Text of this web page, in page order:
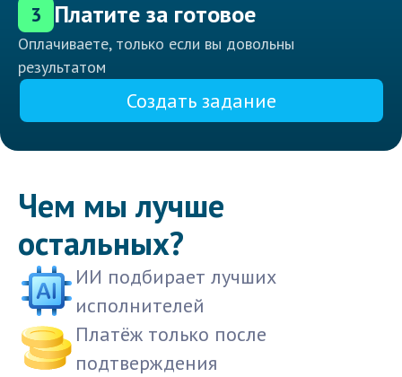
3 Платите за готовое
Оплачиваете, только если вы довольны
результатом
Создать задание
Чем мы лучше
остальных?
ИИ подбирает лучших
исполнителей
Платёж только после
подтверждения